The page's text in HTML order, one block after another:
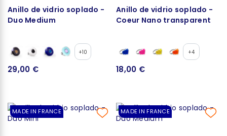
Anillo de vidrio soplado -
Duo Medium
+10
29,00 €
Anillo de vidrio soplado -
Coeur Nano transparent
+4
18,00 €
MADE IN FRANCE MADE IN FRANCE